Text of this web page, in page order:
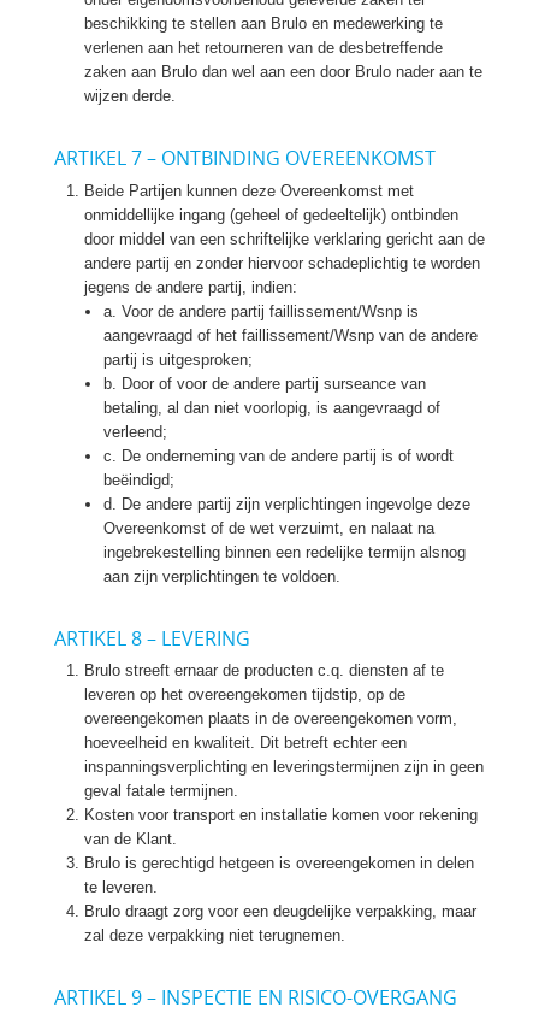
beschikking te stellen aan Brulo en medewerking te
verlenen aan het retourneren van de desbetreffende
zaken aan Brulo dan wel aan een door Brulo nader aan te
wijzen derde.
ARTIKEL 7 – ONTBINDING OVEREENKOMST
Beide Partijen kunnen deze Overeenkomst met
onmiddellijke ingang (geheel of gedeeltelijk) ontbinden
door middel van een schriftelijke verklaring gericht aan de
andere partij en zonder hiervoor schadeplichtig te worden
jegens de andere partij, indien:
a. Voor de andere partij faillissement/Wsnp is
aangevraagd of het faillissement/Wsnp van de andere
partij is uitgesproken;
b. Door of voor de andere partij surseance van
betaling, al dan niet voorlopig, is aangevraagd of
verleend;
c. De onderneming van de andere partij is of wordt
beëindigd;
d. De andere partij zijn verplichtingen ingevolge deze
Overeenkomst of de wet verzuimt, en nalaat na
ingebrekestelling binnen een redelijke termijn alsnog
aan zijn verplichtingen te voldoen.
ARTIKEL 8 – LEVERING
Brulo streeft ernaar de producten c.q. diensten af te
leveren op het overeengekomen tijdstip, op de
overeengekomen plaats in de overeengekomen vorm,
hoeveelheid en kwaliteit. Dit betreft echter een
inspanningsverplichting en leveringstermijnen zijn in geen
geval fatale termijnen.
Kosten voor transport en installatie komen voor rekening
van de Klant.
Brulo is gerechtigd hetgeen is overeengekomen in delen
te leveren.
Brulo draagt zorg voor een deugdelijke verpakking, maar
zal deze verpakking niet terugnemen.
ARTIKEL 9 – INSPECTIE EN RISICO-OVERGANG